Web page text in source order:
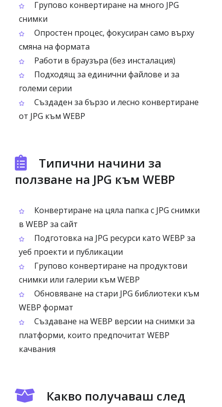
Групово конвертиране на много JPG
снимки
Опростен процес, фокусиран само върху
смяна на формата
Работи в браузъра (без инсталация)
Подходящ за единични файлове и за
големи серии
Създаден за бързо и лесно конвертиране
от JPG към WEBP
Типични начини за
ползване на JPG към WEBP
Конвертиране на цяла папка с JPG снимки
в WEBP за сайт
Подготовка на JPG ресурси като WEBP за
уеб проекти и публикации
Групово конвертиране на продуктови
снимки или галерии към WEBP
Обновяване на стари JPG библиотеки към
WEBP формат
Създаване на WEBP версии на снимки за
платформи, които предпочитат WEBP
качвания
Какво получаваш след